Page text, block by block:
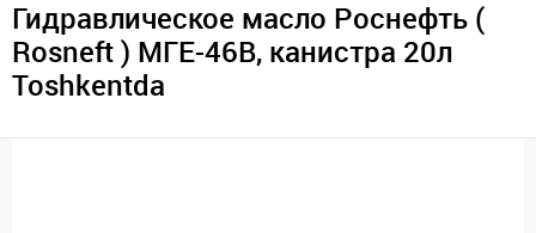
Гидравлическое масло Роснефть (
Rosneft ) МГЕ-46В, канистра 20л
Toshkentda